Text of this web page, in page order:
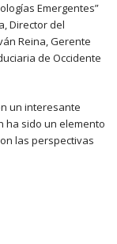
Emergentes”
Director del
Reina, Gerente
de Occidente
un interesante
ha sido un elemento
las perspectivas